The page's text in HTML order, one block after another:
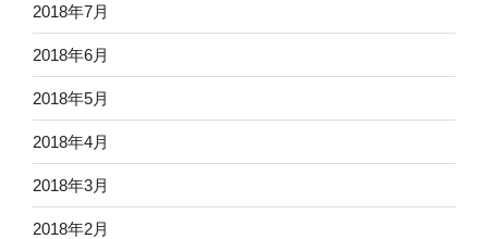
2018年7月
2018年6月
2018年5月
2018年4月
2018年3月
2018年2月